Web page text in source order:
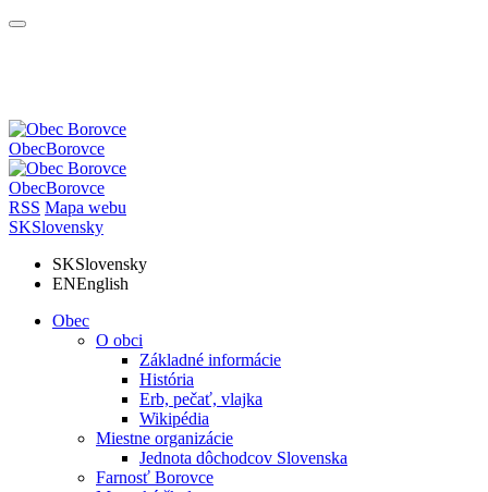
ObecBorovce
ObecBorovce
RSS Mapa webu
SKSlovensky
SKSlovensky
ENEnglish
Obec
O obci
Základné informácie
História
Erb, pečať, vlajka
Wikipédia
Miestne organizácie
Jednota dôchodcov Slovenska
Farnosť Borovce